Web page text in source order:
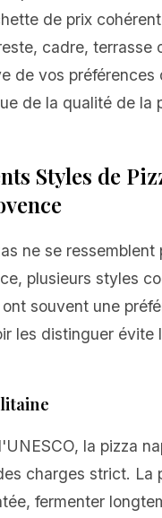
de prix
cadre, terrasse
de vos préférences
de la qualité de la
Styles de
ne se ressemblent
plusieurs styles
souvent une
les distinguer évite
la pizza
charges strict. La
fermenter